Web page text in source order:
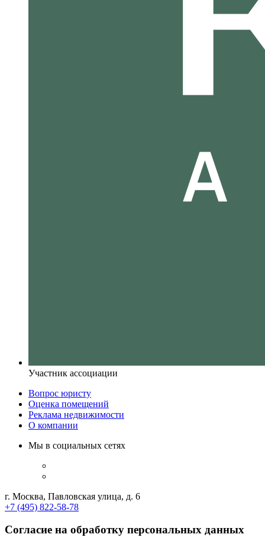
Участник ассоциации
Вопрос юристу
Оценка помещений
Реклама недвижимости
О компании
Мы в социальных сетях
г. Москва, Павловская улица, д. 6
+7 (495) 822-58-78
Согласие на обработку персональных данных